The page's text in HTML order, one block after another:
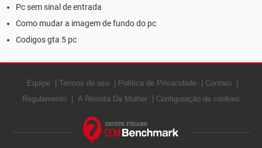
Pc sem sinal de entrada
Como mudar a imagem de fundo do pc
Codigos gta 5 pc
Equipe Termos de uso Política de Privacidade
Contato
Regulamento
A Revista Da Mulher Configuração de cookies